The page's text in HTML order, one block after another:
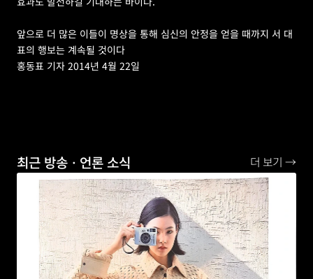
앞으로 더 많은 이들이 명상을 통해 심신의 안정을 얻을 때까지 서 대
표의 행보는 계속될 것이다
홍동표 기자 2014년 4월 22일
최근 방송ㆍ언론 소식 더 보기 →